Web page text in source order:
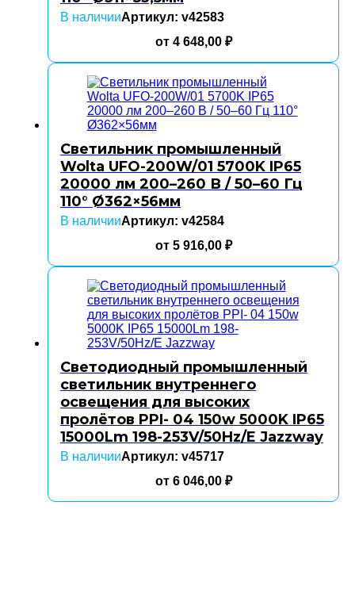
В наличииАртикул: v42583
от 4 648,00 ₽
Светильник промышленный
Wolta UFO-200W/01 5700K IP65
20000 лм 200–260 В / 50–60 Гц
110° Ø362×56мм
В наличииАртикул: v42584
от 5 916,00 ₽
Светодиодный промышленный
светильник внутреннего
освещения для высоких
пролётов PPI- 04 150w 5000K IP65
15000Lm 198-253V/50Hz/E Jazzway
В наличииАртикул: v45717
от 6 046,00 ₽